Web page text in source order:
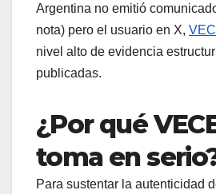
Argentina no emitió
nota) pero el usuario en X,
nivel alto de evidencia
publicadas.
¿Por qué
toma en
Para sustentar la autenticidad